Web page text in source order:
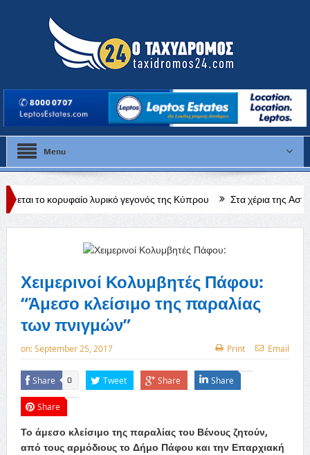
Menu
λυρικό γεγονός της Κύπρου Στα χέρια της Αστυνομίας
του κατά το πραξικόπημα
Χειμερινοί Κολυμβητές Πάφου:
“Άμεσο κλείσιμο της παραλίας
των πνιγμών”
on:September 25, 2017 Print Email
Share 0 Tweet Share Share
Share
Το άμεσο κλείσιμο της παραλίας του Βένους ζητούν,
από τους αρμόδιους το Δήμο Πάφου και την Επαρχιακή